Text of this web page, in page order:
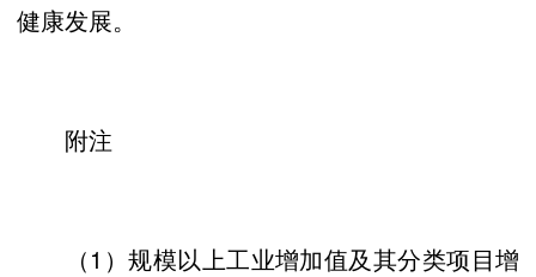
健康发展。
附注
（1）规模以上工业增加值及其分类项目增